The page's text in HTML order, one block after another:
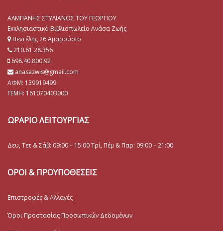
ΑΛΜΠΑΝΗΣ ΣΤΥΛΙΑΝΟΣ ΤΟΥ ΓΕΩΡΓΙΟΥ
Εκκλησιαστικό Βιβλιοπωλείο Ανάσα Ζωής
Πεντέλης 26 Αμαρούσιο
210.61.28.356
698.40.800.92
anasazwis@gmail.com
ΑΦΜ: 139919499
ΓΕΜΗ: 161070403000
ΩΡΑΡΙΟ ΛΕΙΤΟΥΡΓΙΑΣ
Δευ, Τετ & Σάβ: 09:00 – 15:00 Τρί, Πέμ & Παρ: 09:00 – 21:00
ΟΡΟΙ & ΠΡΟΥΠΟΘΕΣΕΙΣ
Επιστροφές & Αλλαγές
Όροι Προστασίας Προσωπικών Δεδομένων